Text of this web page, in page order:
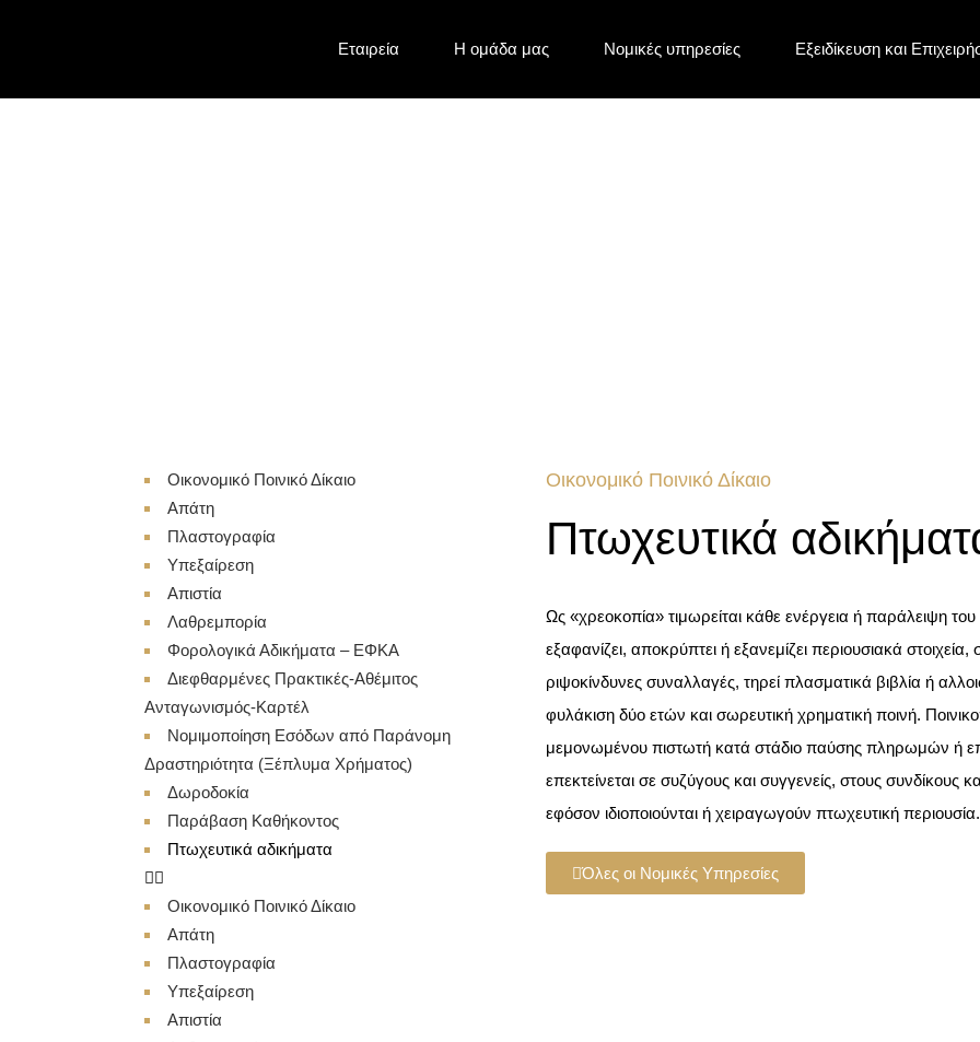
Eταιρεία Η ομάδα μας Νομικές υπηρεσίες Εξειδίκευση και
Οικονομικό Ποινικό Δίκαιο
Απάτη
Πλαστογραφία
Υπεξαίρεση
Απιστία
Λαθρεμπορία
Φορολογικά Αδικήματα – ΕΦΚΑ
Διεφθαρμένες Πρακτικές-Αθέμιτος
Ανταγωνισμός-Καρτέλ
Νομιμοποίηση Εσόδων από Παράνομη
Δραστηριότητα (Ξέπλυμα Χρήματος)
Δωροδοκία
Παράβαση Καθήκοντος
Πτωχευτικά αδικήματα
Οικονομικό Ποινικό Δίκαιο
Απάτη
Πλαστογραφία
Υπεξαίρεση
Απιστία
Οικονομικό Ποινικό Δίκαιο
Πτωχευτικά
Ως «χρεοκοπία» τιμωρείται κάθε ενέργεια ή παράλειψη
εξαφανίζει, αποκρύπτει ή εξανεμίζει περιουσιακά
ριψοκίνδυνες συναλλαγές, τηρεί πλασματικά βιβλία ή
φυλάκιση δύο ετών και σωρευτική χρηματική ποινή.
μεμονωμένου πιστωτή κατά στάδιο παύσης πληρωμών ή
επεκτείνεται σε συζύγους και συγγενείς, στους
εφόσον ιδιοποιούνται ή χειραγωγούν πτωχευτική περιουσία.
Όλες οι Νομικές Υπηρεσίες